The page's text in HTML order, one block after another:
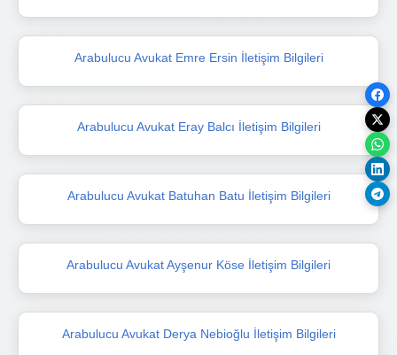
Arabulucu Avukat Emre Ersin İletişim Bilgileri
Arabulucu Avukat Eray Balcı İletişim Bilgileri
Arabulucu Avukat Batuhan Batu İletişim Bilgileri
Arabulucu Avukat Ayşenur Köse İletişim Bilgileri
Arabulucu Avukat Derya Nebioğlu İletişim Bilgileri